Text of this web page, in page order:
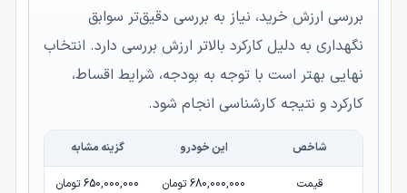
بررسی ارزش خرید، نیاز به بررسی دقیق‌تر سوابق
نگهداری به دلیل کارکرد بالاتر ارزش بررسی دارد. انتخاب
نهایی بهتر است با توجه به بودجه، شرایط اقساط،
کارکرد و نتیجه کارشناسی انجام شود.
شاخص این خودرو گزینه مشابه
قیمت 680,000,000 تومان 650,000,000 تومان